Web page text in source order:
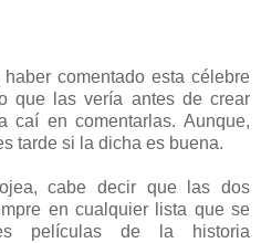
comentado esta célebre
que las vería antes de crear
caí en comentarlas. Aunque,
tarde si la dicha es buena.
cabe decir que las dos
en cualquier lista que se
películas de la historia